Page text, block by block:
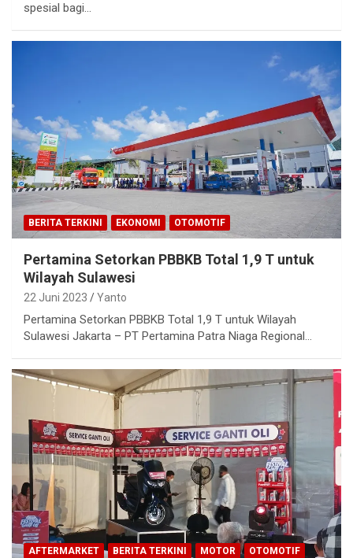
spesial bagi…
BERITA TERKINI EKONOMI OTOMOTIF
Pertamina Setorkan PBBKB Total 1,9 T untuk
Wilayah Sulawesi
22 Juni 2023 Yanto
Pertamina Setorkan PBBKB Total 1,9 T untuk Wilayah
Sulawesi Jakarta – PT Pertamina Patra Niaga Regional…
AFTERMARKET BERITA TERKINI MOTOR OTOMOTIF